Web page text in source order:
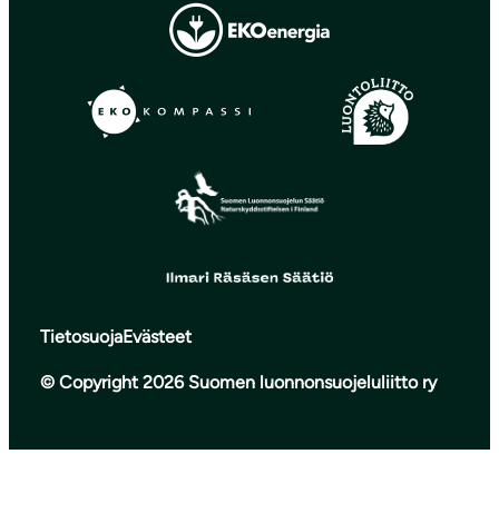
TietosuojaEvästeet
© Copyright 2026 Suomen luonnonsuojeluliitto ry